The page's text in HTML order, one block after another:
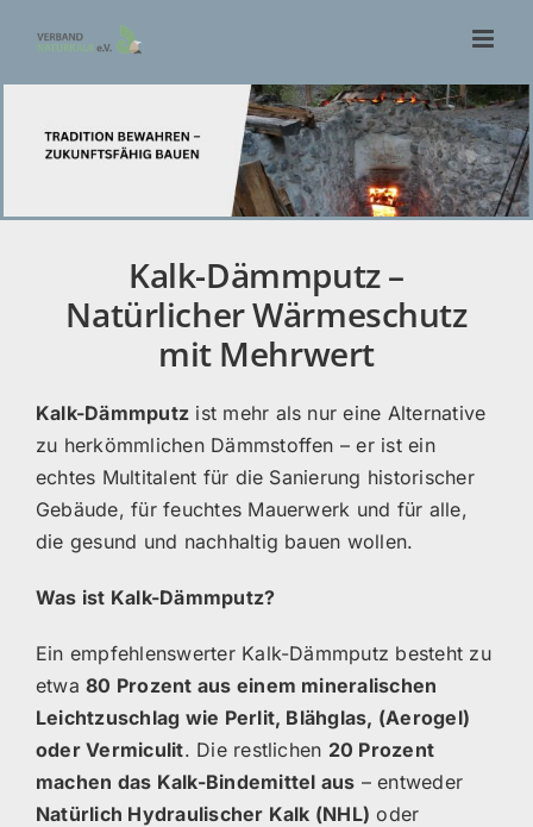
Inhalt
springen
Kalk-Dämmputz –
Natürlicher Wärmeschutz
mit Mehrwert
Kalk-Dämmputz ist mehr als nur eine Alternative
zu herkömmlichen Dämmstoffen – er ist ein
echtes Multitalent für die Sanierung historischer
Gebäude, für feuchtes Mauerwerk und für alle,
die gesund und nachhaltig bauen wollen.
Was ist Kalk-Dämmputz?
Ein empfehlenswerter Kalk-Dämmputz besteht zu
etwa80 Prozent aus einem mineralischen
Leichtzuschlag wie Perlit, Blähglas, (Aerogel)
oder Vermiculit. Die restlichen 20 Prozent
machen das Kalk-Bindemittel aus – entweder
Natürlich Hydraulischer Kalk (NHL) oder